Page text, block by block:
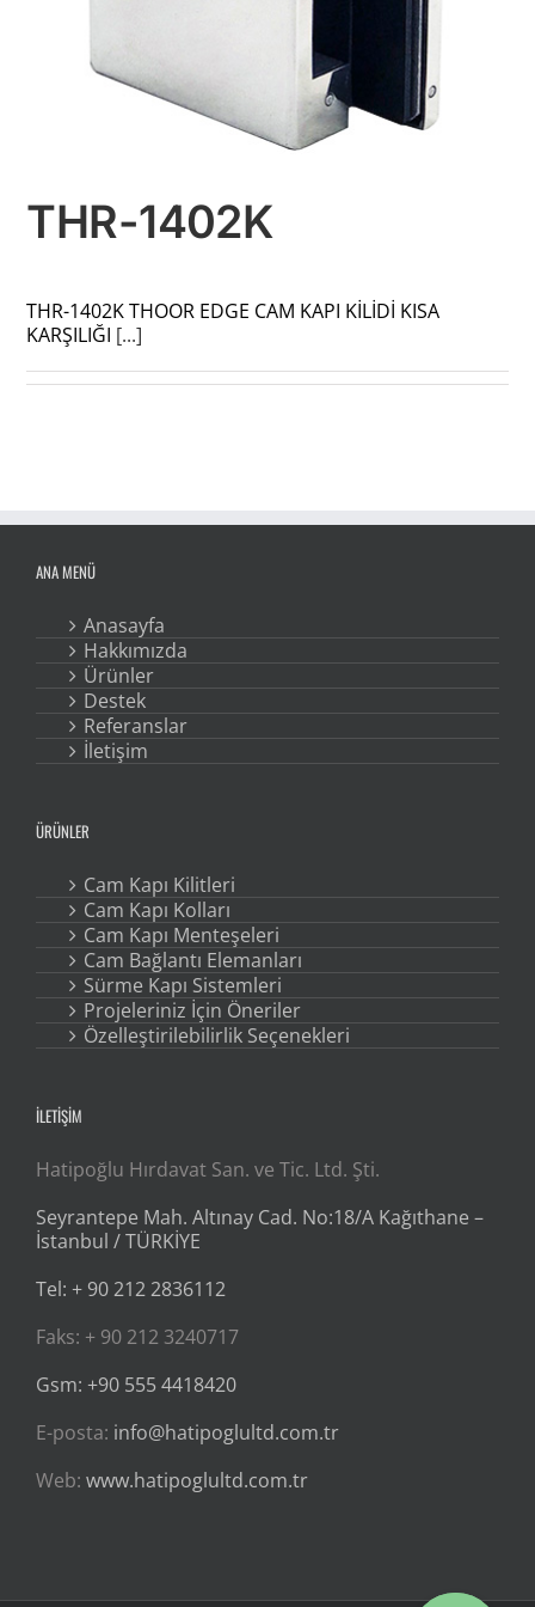
THR-1402K
THR-1402K THOOR EDGE CAM KAPI KİLİDİ KISA
KARŞILIĞI [...]
ANA MENÜ
Anasayfa
Hakkımızda
Ürünler
Destek
Referanslar
İletişim
ÜRÜNLER
Cam Kapı Kilitleri
Cam Kapı Kolları
Cam Kapı Menteşeleri
Cam Bağlantı Elemanları
Sürme Kapı Sistemleri
Projeleriniz İçin Öneriler
Özelleştirilebilirlik Seçenekleri
İLETİŞİM
Hatipoğlu Hırdavat San. ve Tic. Ltd. Şti.
Seyrantepe Mah. Altınay Cad. No:18/A Kağıthane –
İstanbul / TÜRKİYE
Tel: + 90 212 2836112
Faks: + 90 212 3240717
Gsm: +90 555 4418420
E-posta: info@hatipoglultd.com.tr
Web: www.hatipoglultd.com.tr